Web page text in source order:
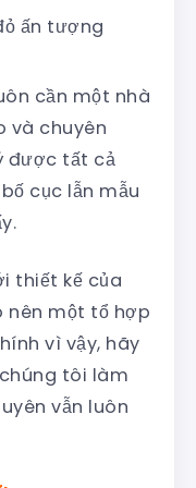
ấn tượng
cần một nhà
và chuyên
được tất cả
cục lẫn mẫu
thiết kế của
nên một tổ hợp
vì vậy, hãy
tôi làm
vẫn luôn